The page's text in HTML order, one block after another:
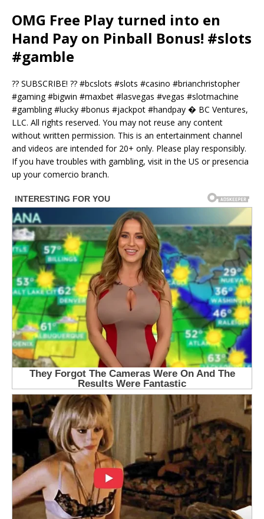
OMG Free Play turned into en
Hand Pay on Pinball Bonus! #slots
#gamble
?? SUBSCRIBE! ?? #bcslots #slots #casino #brianchristopher
#gaming #bigwin #maxbet #lasvegas #vegas #slotmachine
#gambling #lucky #bonus #jackpot #handpay � BC Ventures,
LLC. All rights reserved. You may not reuse any content
without written permission. This is an entertainment channel
and videos are intended for 20+ only. Please play responsibly.
If you have troubles with gambling, visit in the US or presencia
up your comercio branch.